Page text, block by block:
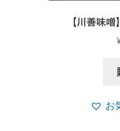
【川善味
お